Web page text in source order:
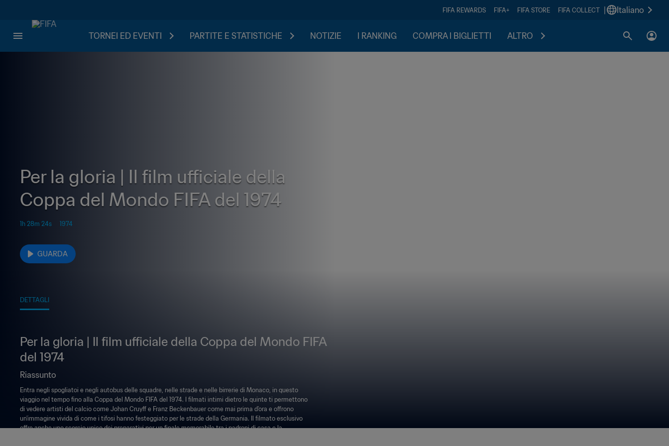
FIFA REWARDS FIFA+ FIFA STORE FIFA COLLECT Italiano
TORNEI ED EVENTI PARTITE E STATISTICHE NOTIZIE I RANKING COMPRA I BIGLIETTI ALTRO
Per la gloria | Il film ufficiale della
Coppa del Mondo FIFA del 1974
1h 28m 24s 1974
GUARDA
DETTAGLI
Per la gloria | Il film ufficiale della Coppa del Mondo FIFA
del 1974
Riassunto
Entra negli spogliatoi e negli autobus delle squadre, nelle strade e nelle birrerie di Monaco, in questo
viaggio nel tempo fino alla Coppa del Mondo FIFA del 1974. I filmati intimi dietro le quinte ti permettono
di vedere artisti del calcio come Johan Cruyff e Franz Beckenbauer come mai prima d'ora e offrono
un'immagine vivida di come i tifosi hanno festeggiato per le strade della Germania. Il filmato esclusivo
offre anche uno scorcio unico dei preparativi per un finale memorabile tra i padroni di casa e la